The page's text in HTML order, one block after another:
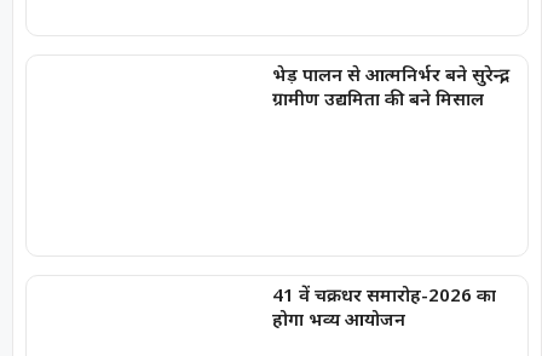
भेड़ पालन से आत्मनिर्भर बने सुरेन्द्र,
ग्रामीण उद्यमिता की बने मिसाल
41 वें चक्रधर समारोह-2026 का
होगा भव्य आयोजन